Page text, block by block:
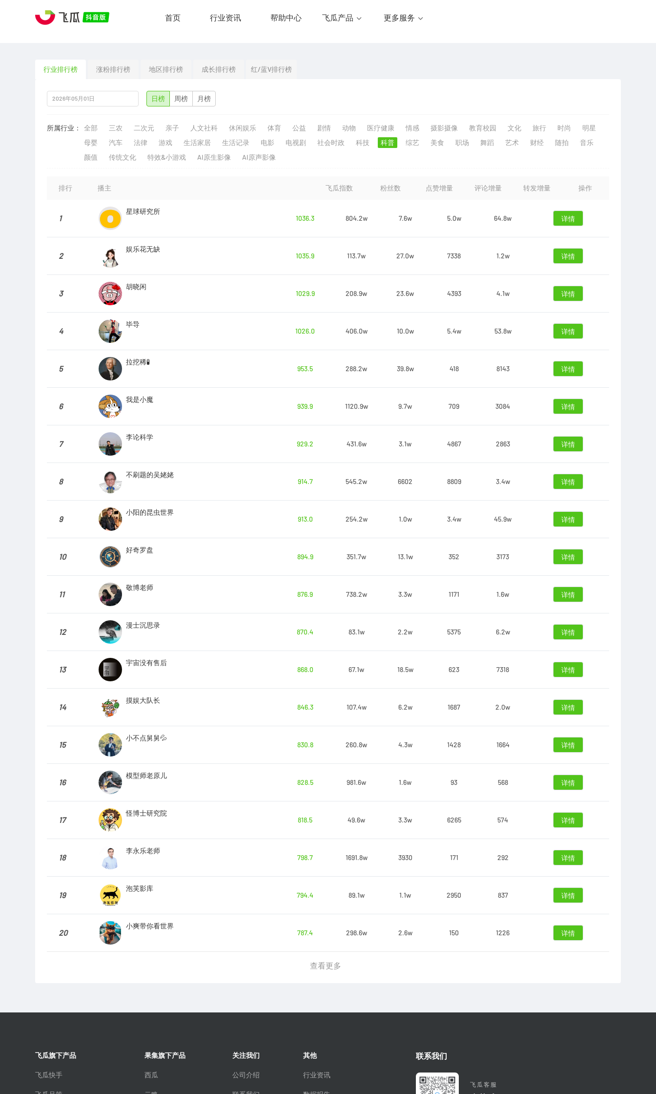
首页 行业资讯 帮助中心 飞瓜产品 更多服务
行业排行榜 涨粉排行榜 地区排行榜 成长排行榜 红/蓝V排行榜
日榜 周榜 月榜
所属行业： 全部 三农 二次元 亲子 人文社科 休闲娱乐 体育 公益 剧情 动物 医疗健康 情感 摄影摄像 教育校园 文化 旅行 时尚
明星
母婴
汽车 法律 游戏 生活家居 生活记录 电影 电视剧 社会时政 科技 科普 综艺 美食 职场 舞蹈 艺术 财经 随拍
音乐
颜值
传统文化 特效&小游戏 AI原生影像 AI原声影像
排行 播主 飞瓜指数 粉丝数 点赞增量 评论增量 转发增量 操作
1
星球研究所
1036.3
804.2w 7.6w 5.0w 64.8w 详情
2
娱乐花无缺
1035.9
113.7w 27.0w 7338 1.2w 详情
3
胡晓闲
1029.9
208.9w 23.6w 4393 4.1w 详情
4
毕导
1026.0
406.0w 10.0w 5.4w 53.8w 详情
5
拉挖稀🧪
953.5
288.2w 39.8w 418 8143 详情
6
我是小魔
939.9
1120.9w 9.7w 709 3084 详情
7
李论科学
929.2
431.6w 3.1w 4867 2863 详情
8
不刷题的吴姥姥
914.7
545.2w 6602 8809 3.4w 详情
9
小阳的昆虫世界
913.0
254.2w 1.0w 3.4w 45.9w 详情
10
好奇罗盘
894.9
351.7w 13.1w 352 3173 详情
11
敬博老师
876.9
738.2w 3.3w 1171 1.6w 详情
12
漫士沉思录
870.4
83.1w 2.2w 5375 6.2w 详情
13
宇宙没有售后
868.0
67.1w 18.5w 623 7318 详情
14
摸娱大队长
846.3
107.4w 6.2w 1687 2.0w 详情
15
小不点舅舅💦
830.8
260.8w 4.3w 1428 1664 详情
16
模型师老原儿
828.5
981.6w 1.6w 93 568 详情
17
怪博士研究院
818.5
49.6w 3.3w 6265 574 详情
18
李永乐老师
798.7
1691.8w 3930 171 292 详情
19
泡芙影库
794.4
89.1w 1.1w 2950 837 详情
20
小爽带你看世界
787.4
298.6w 2.6w 150 1226 详情
查看更多
飞瓜旗下产品
飞瓜快手
果集旗下产品
西瓜
关注我们
公司介绍
其他
行业资讯
联系我们
飞瓜客服